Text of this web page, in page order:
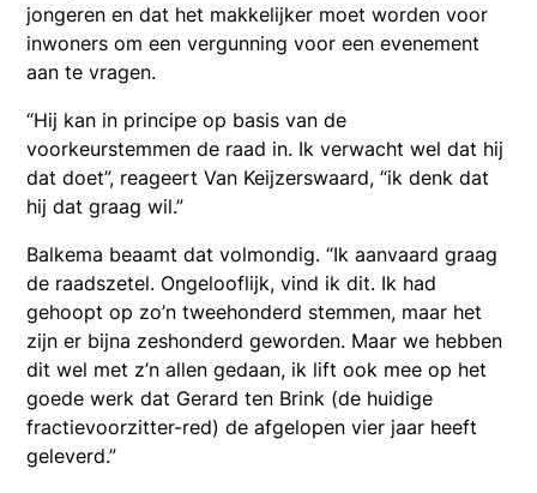
jongeren en dat het makkelijker moet worden voor
inwoners om een vergunning voor een evenement
aan te vragen.
“Hij kan in principe op basis van de
voorkeurstemmen de raad in. Ik verwacht wel dat hij
dat doet”, reageert Van Keijzerswaard, “ik denk dat
hij dat graag wil.”
Balkema beaamt dat volmondig. “Ik aanvaard graag
de raadszetel. Ongelooflijk, vind ik dit. Ik had
gehoopt op zo’n tweehonderd stemmen, maar het
zijn er bijna zeshonderd geworden. Maar we hebben
dit wel met z’n allen gedaan, ik lift ook mee op het
goede werk dat Gerard ten Brink (de huidige
fractievoorzitter-red) de afgelopen vier jaar heeft
geleverd.”